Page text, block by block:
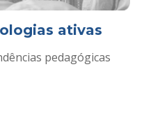
ativas
pedagógicas